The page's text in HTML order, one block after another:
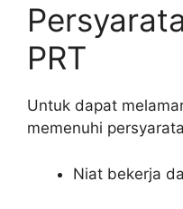
PRT
Untuk dapat
memenuhi
Niat bekerja